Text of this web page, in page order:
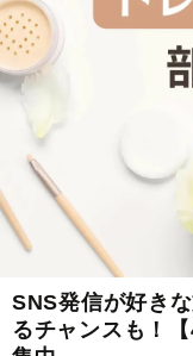
SNS発信が好き
るチャンスも！